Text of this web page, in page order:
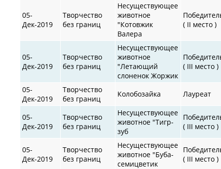
05-
Дек-2019
Творчество
без границ
Несуществующее
животное
"Котовжик
Валера
( II место )
05-
Дек-2019
Творчество
без границ
Несуществующее
животное
"Летающий
слоненок Жоржик
( III место )
05-
Дек-2019
Творчество
без границ
Колобозайка Лауреат
05-
Дек-2019
Творчество
без границ
Несуществующее
животное "Тигр-
зуб
( III место )
05-
Дек-2019
Творчество
без границ
Несуществующее
животное "Буба-
семицветик
( III место )